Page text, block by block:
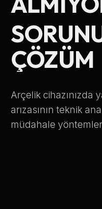
ÇÖZÜM
Arçelik cihazınızda
arızasının teknik
müdahale
Telefon Numarası
Hizmet Türü